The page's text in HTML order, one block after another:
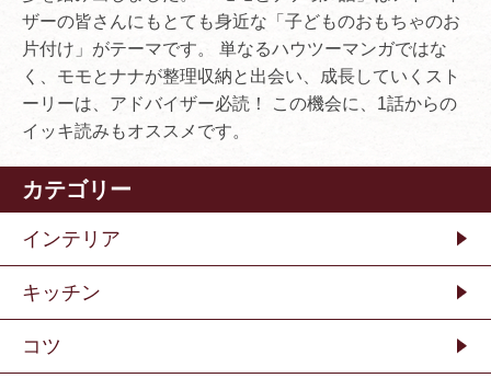
ザーの皆さんにもとても身近な「子どものおもちゃのお
片付け」がテーマです。 単なるハウツーマンガではな
く、モモとナナが整理収納と出会い、成長していくスト
ーリーは、アドバイザー必読！ この機会に、1話からの
イッキ読みもオススメです。
カテゴリー
インテリア
キッチン
コツ